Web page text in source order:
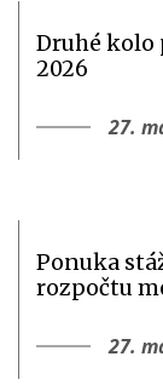
Druhé kolo
2026
27.
Ponuka
rozpočtu
27.